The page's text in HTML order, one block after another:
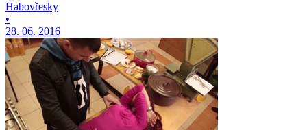
Habovřesky
•
28. 06. 2016